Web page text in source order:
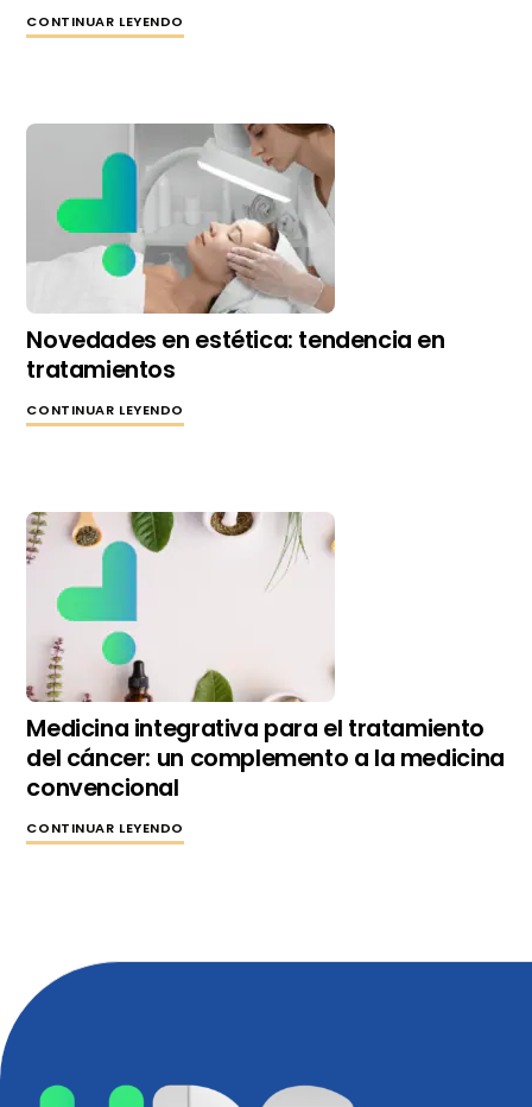
CONTINUAR LEYENDO
Novedades en estética: tendencia en
tratamientos
CONTINUAR LEYENDO
Medicina integrativa para el tratamiento
del cáncer: un complemento a la medicina
convencional
CONTINUAR LEYENDO